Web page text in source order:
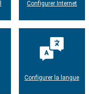
Configurer Internet
Configurer la langue